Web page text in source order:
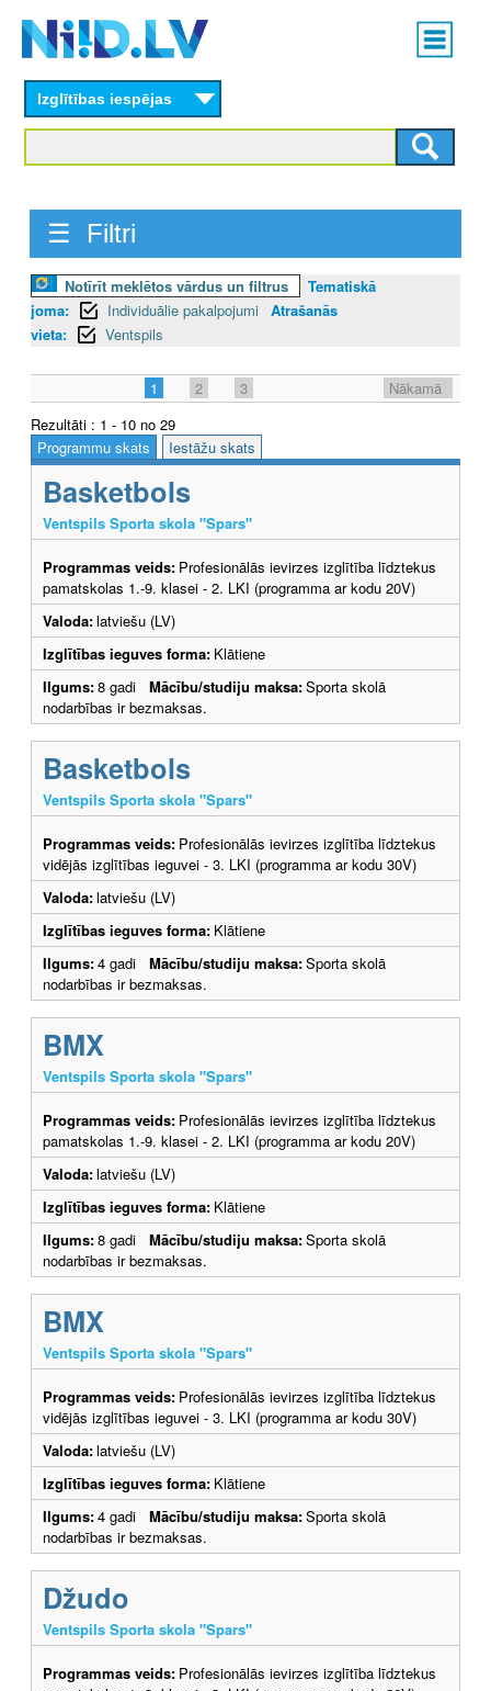
content
Main
menu
Izglītības iespējas
☰ Filtri
Notīrīt meklētos vārdus un filtrus
Tematiskā
joma:
Individuālie pakalpojumi
Atrašanās
vieta:
Ventspils
1 2 3
Nākamā
Rezultāti : 1 - 10 no 29
Programmu skats
Iestāžu skats
Basketbols
Ventspils Sporta skola "Spars"
Programmas veids: Profesionālās ievirzes izglītība līdztekus
pamatskolas 1.-9. klasei - 2. LKI (programma ar kodu 20V)
Valoda:latviešu (LV)
Izglītības ieguves forma: Klātiene
Ilgums:8 gadi Mācību/studiju maksa:Sporta skolā
nodarbības ir bezmaksas.
Basketbols
Ventspils Sporta skola "Spars"
Programmas veids: Profesionālās ievirzes izglītība līdztekus
vidējās izglītības ieguvei - 3. LKI (programma ar kodu 30V)
Valoda:latviešu (LV)
Izglītības ieguves forma: Klātiene
Ilgums:4 gadi Mācību/studiju maksa:Sporta skolā
nodarbības ir bezmaksas.
BMX
Ventspils Sporta skola "Spars"
Programmas veids: Profesionālās ievirzes izglītība līdztekus
pamatskolas 1.-9. klasei - 2. LKI (programma ar kodu 20V)
Valoda:latviešu (LV)
Izglītības ieguves forma: Klātiene
Ilgums:8 gadi Mācību/studiju maksa:Sporta skolā
nodarbības ir bezmaksas.
BMX
Ventspils Sporta skola "Spars"
Programmas veids: Profesionālās ievirzes izglītība līdztekus
vidējās izglītības ieguvei - 3. LKI (programma ar kodu 30V)
Valoda:latviešu (LV)
Izglītības ieguves forma: Klātiene
Ilgums:4 gadi Mācību/studiju maksa:Sporta skolā
nodarbības ir bezmaksas.
Džudo
Ventspils Sporta skola "Spars"
Programmas veids: Profesionālās ievirzes izglītība līdztekus